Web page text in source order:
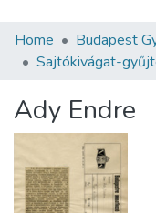
Communities &
Statistics
Home Budapest
Sajtókivágat-
Ady Endre